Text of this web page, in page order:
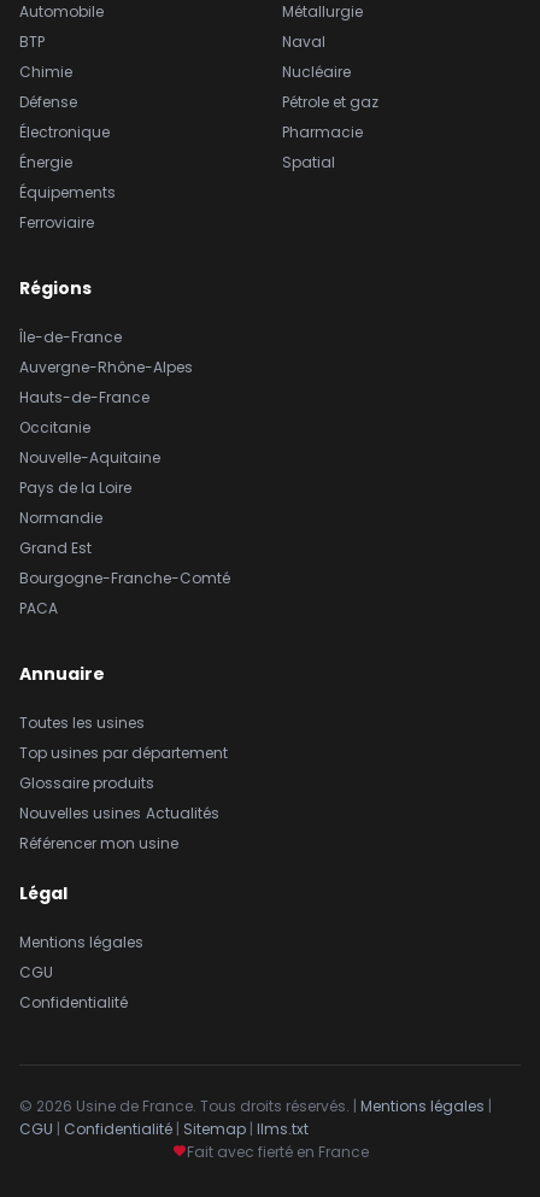
Automobile
BTP
Chimie
Défense
Électronique
Énergie
Équipements
Ferroviaire
Métallurgie
Naval
Nucléaire
Pétrole et gaz
Pharmacie
Spatial
Régions
Île-de-France
Auvergne-Rhône-Alpes
Hauts-de-France
Occitanie
Nouvelle-Aquitaine
Pays de la Loire
Normandie
Grand Est
Bourgogne-Franche-Comté
PACA
Annuaire
Toutes les usines
Top usines par département
Glossaire produits
Nouvelles usines Actualités
Référencer mon usine
Légal
Mentions légales
CGU
Confidentialité
© 2026 Usine de France. Tous droits réservés. | Mentions légales |
CGU | Confidentialité | Sitemap | llms.txt
Fait avec fierté en France